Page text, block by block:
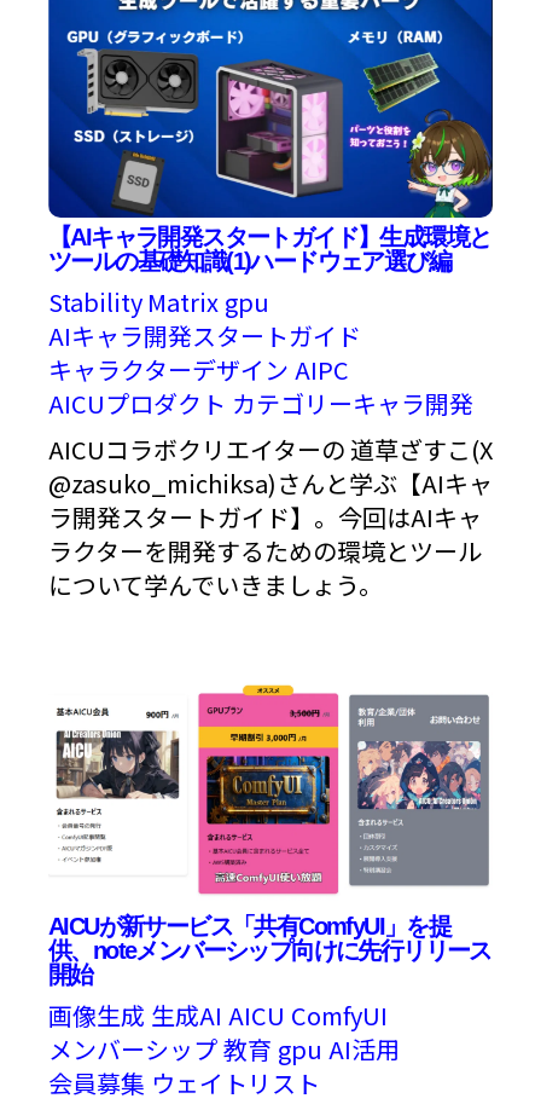
【AIキャラ開発スタートガイド】生成環境と
ツールの基礎知識(1)ハードウェア選び編
Stability Matrix gpu
AIキャラ開発スタートガイド
キャラクターデザイン AIPC
AICUプロダクト カテゴリーキャラ開発
AICUコラボクリエイターの 道草ざすこ(X
@zasuko_michiksa)さんと学ぶ【AIキャ
ラ開発スタートガイド】。今回はAIキャ
ラクターを開発するための環境とツール
について学んでいきましょう。
AICUが新サービス「共有ComfyUI」を提
供、noteメンバーシップ向けに先行リリース
開始
画像生成 生成AI AICU ComfyUI
メンバーシップ教育 gpu AI活用
会員募集 ウェイトリスト